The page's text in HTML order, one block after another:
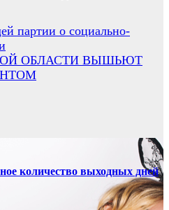
партии о социально-
ОБЛАСТИ ВЫШЬЮТ
количество выходных дней